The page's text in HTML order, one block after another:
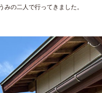
みの二人で行ってきました。